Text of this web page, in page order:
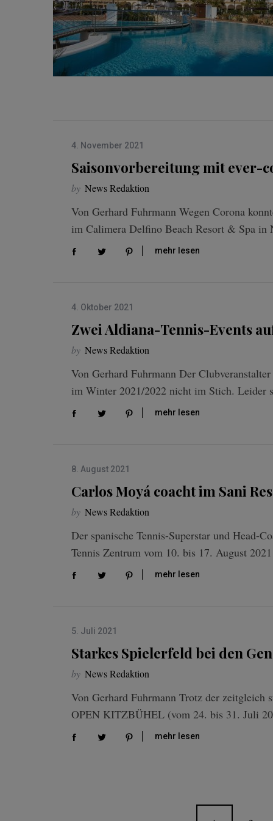
4. November 2021
Saisonvorbereitung mit ever-
by News Redaktion
Von Gerhard Fuhrmann Wegen Corona
im Calimera Delfino Beach Resort & Spa
mehr lesen
4. Oktober 2021
Zwei Aldiana-Tennis-Events
by News Redaktion
Von Gerhard Fuhrmann Der
im Winter 2021/2022 nicht im Stich. Leider
mehr lesen
8. August 2021
Carlos Moyá coacht im Sani
by News Redaktion
Der spanische Tennis-Superstar und Head-
Tennis Zentrum vom 10. bis 17. August
mehr lesen
5. Juli 2021
Starkes Spielerfeld bei den
by News Redaktion
Von Gerhard Fuhrmann Trotz der zeitgleich
OPEN KITZBÜHEL (vom 24. bis 31. Juli
mehr lesen